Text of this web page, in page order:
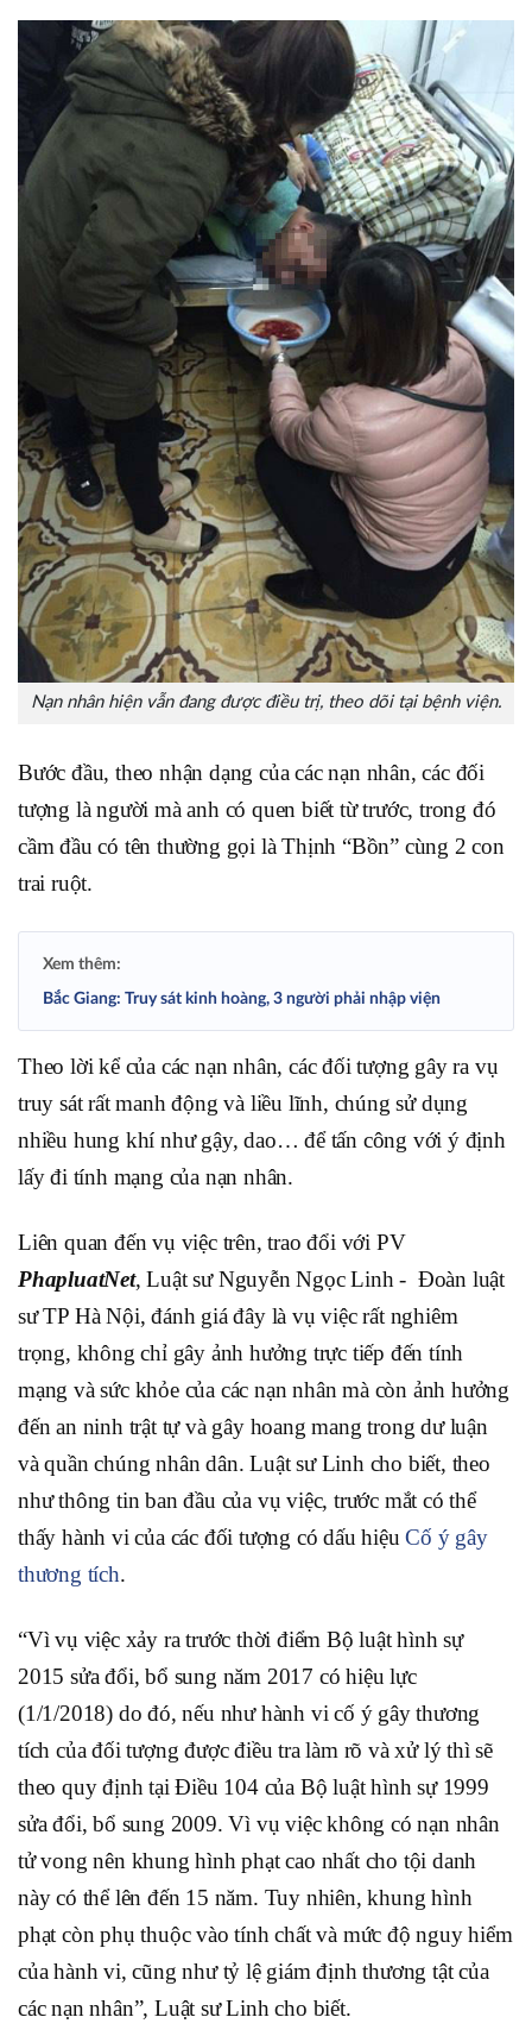
Nạn nhân hiện vẫn đang được điều trị, theo dõi tại bệnh viện.
Bước đầu, theo nhận dạng của các nạn nhân, các đối
tượng là người mà anh có quen biết từ trước, trong đó
cầm đầu có tên thường gọi là Thịnh “Bồn” cùng 2 con
trai ruột.
Xem thêm:
Bắc Giang: Truy sát kinh hoàng, 3 người phải nhập viện
Theo lời kể của các nạn nhân, các đối tượng gây ra vụ
truy sát rất manh động và liều lĩnh, chúng sử dụng
nhiều hung khí như gậy, dao… để tấn công với ý định
lấy đi tính mạng của nạn nhân.
Liên quan đến vụ việc trên, trao đổi với PV
PhapluatNet, Luật sư Nguyễn Ngọc Linh - Đoàn luật
sư TP Hà Nội, đánh giá đây là vụ việc rất nghiêm
trọng, không chỉ gây ảnh hưởng trực tiếp đến tính
mạng và sức khỏe của các nạn nhân mà còn ảnh hưởng
đến an ninh trật tự và gây hoang mang trong dư luận
và quần chúng nhân dân. Luật sư Linh cho biết, theo
như thông tin ban đầu của vụ việc, trước mắt có thể
thấy hành vi của các đối tượng có dấu hiệuCố ý gây
thương tích.
“Vì vụ việc xảy ra trước thời điểm Bộ luật hình sự
2015 sửa đổi, bổ sung năm 2017 có hiệu lực
(1/1/2018) do đó, nếu như hành vi cố ý gây thương
tích của đối tượng được điều tra làm rõ và xử lý thì sẽ
theo quy định tại Điều 104 của Bộ luật hình sự 1999
sửa đổi, bổ sung 2009. Vì vụ việc không có nạn nhân
tử vong nên khung hình phạt cao nhất cho tội danh
này có thể lên đến 15 năm. Tuy nhiên, khung hình
phạt còn phụ thuộc vào tính chất và mức độ nguy hiểm
của hành vi, cũng như tỷ lệ giám định thương tật của
các nạn nhân”, Luật sư Linh cho biết.